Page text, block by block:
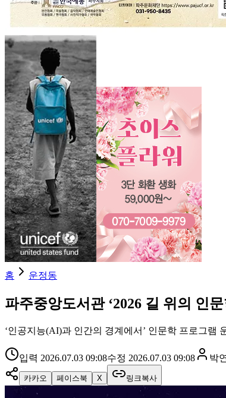
홈 운정동
파주중앙도서관 ‘2026 길 위의 인
‘인공지능(AI)과 인간의 경계에서’ 인문학 프로그램
입력 2026.07.03 09:08수정 2026.07.03 09:08 박
카카오 페이스북 X 링크복사